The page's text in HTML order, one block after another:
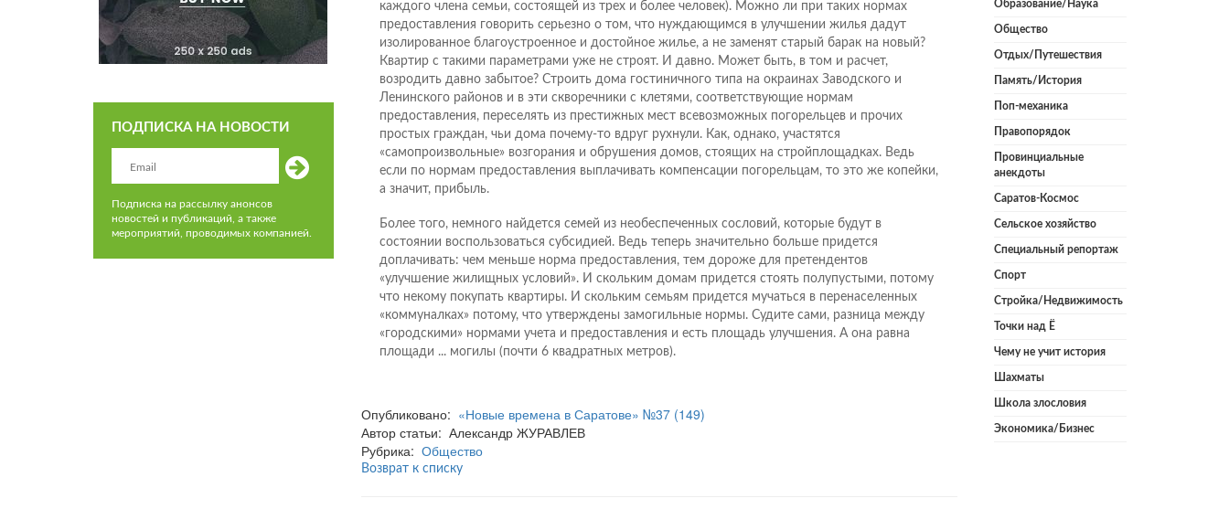
ПОДПИСКА НА НОВОСТИ
Подписка на рассылку анонсов
новостей и публикаций, а также
мероприятий, проводимых компанией.
каждого члена семьи, состоящей из трех и более человек). Можно ли при таких нормах
предоставления говорить серьезно о том, что нуждающимся в улучшении жилья дадут
изолированное благоустроенное и достойное жилье, а не заменят старый барак на новый?
Квартир с такими параметрами уже не строят. И давно. Может быть, в том и расчет,
возродить давно забытое? Строить дома гостиничного типа на окраинах Заводского и
Ленинского районов и в эти скворечники с клетями, соответствующие нормам
предоставления, переселять из престижных мест всевозможных погорельцев и прочих
простых граждан, чьи дома почему-то вдруг рухнули. Как, однако, участятся
«самопроизвольные» возгорания и обрушения домов, стоящих на стройплощадках. Ведь
если по нормам предоставления выплачивать компенсации погорельцам, то это же копейки,
а значит, прибыль.
Более того, немного найдется семей из необеспеченных сословий, которые будут в
состоянии воспользоваться субсидией. Ведь теперь значительно больше придется
доплачивать: чем меньше норма предоставления, тем дороже для претендентов
«улучшение жилищных условий». И скольким домам придется стоять полупустыми, потому
что некому покупать квартиры. И скольким семьям придется мучаться в перенаселенных
«коммуналках» потому, что утверждены замогильные нормы. Судите сами, разница между
«городскими» нормами учета и предоставления и есть площадь улучшения. А она равна
площади ... могилы (почти 6 квадратных метров).
Опубликовано: «Новые времена в Саратове» №37 (149)
Автор статьи: Александр ЖУРАВЛЕВ
Рубрика: Общество
Возврат к списку
Образование/Наука
Общество
Отдых/Путешествия
Память/История
Поп-механика
Правопорядок
Провинциальные
анекдоты
Саратов-Космос
Сельское хозяйство
Специальный репортаж
Спорт
Стройка/Недвижимость
Точки над Ё
Чему не учит история
Шахматы
Школа злословия
Экономика/Бизнес